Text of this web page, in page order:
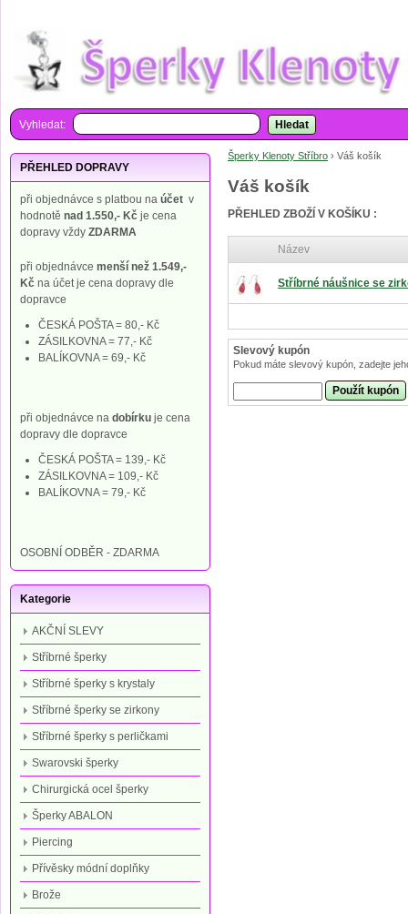
Vyhledat: Hledat
Šperky Klenoty Stříbro › Váš košík
Váš košík
PŘEHLED ZBOŽÍ V KOŠÍKU :
Název
Stříbrné náušnice se
Slevový kupón
Pokud máte slevový kupón, zadejte
Použít kupón
PŘEHLED DOPRAVY
při objednávce s platbou na účet v
hodnotě nad 1.550,- Kč je cena
dopravy vždy ZDARMA
při objednávce menší než 1.549,-
Kč na účet je cena dopravy dle
dopravce
ČESKÁ POŠTA = 80,- Kč
ZÁSILKOVNA = 77,- Kč
BALÍKOVNA = 69,- Kč
při objednávce na dobírku je cena
dopravy dle dopravce
ČESKÁ POŠTA = 139,- Kč
ZÁSILKOVNA = 109,- Kč
BALÍKOVNA = 79,- Kč
OSOBNÍ ODBĚR - ZDARMA
Kategorie
AKČNÍ SLEVY
Stříbrné šperky
Stříbrné šperky s krystaly
Stříbrné šperky se zirkony
Stříbrné šperky s perličkami
Swarovski šperky
Chirurgická ocel šperky
Šperky ABALON
Piercing
Přívěsky módní doplňky
Brože